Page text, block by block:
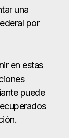
una
por
en estas
puede